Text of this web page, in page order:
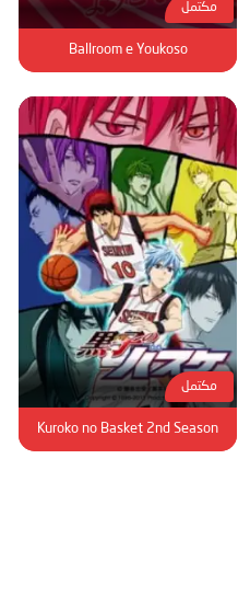
مكتمل
Ballroom e Youkoso
مكتمل
Kuroko no Basket 2nd Season